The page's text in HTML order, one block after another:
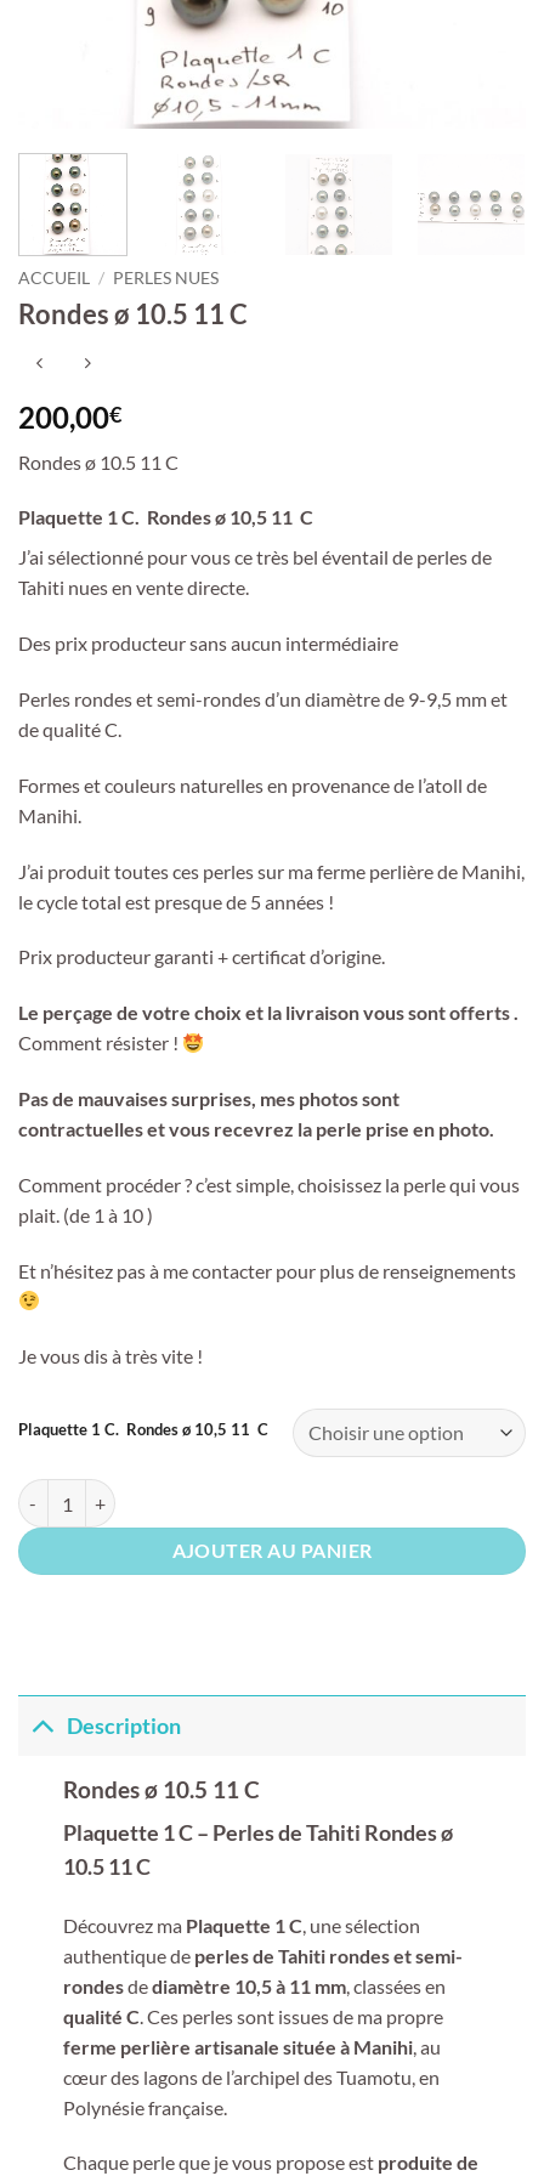
ACCUEIL / PERLES NUES
Rondes ø 10.5 11 C
200,00€
Rondes ø 10.5 11 C
Plaquette 1 C. Rondes ø 10,5 11 C
J’ai sélectionné pour vous ce très bel éventail de perles de
Tahiti nues en vente directe.
Des prix producteur sans aucun intermédiaire
Perles rondes et semi-rondes d’un diamètre de 9-9,5 mm et
de qualité C.
Formes et couleurs naturelles en provenance de l’atoll de
Manihi.
J’ai produit toutes ces perles sur ma ferme perlière de Manihi,
le cycle total est presque de 5 années !
Prix producteur garanti + certificat d’origine.
Le perçage de votre choix et la livraison vous sont offerts .
Comment résister !
Pas de mauvaises surprises, mes photos sont
contractuelles et vous recevrez la perle prise en photo.
Comment procéder ? c’est simple, choisissez la perle qui vous
plait. (de 1 à 10 )
Et n’hésitez pas à me contacter pour plus de renseignements
Je vous dis à très vite !
Plaquette 1 C. Rondes ø 10,5 11 C
quantité de Rondes ø 10.5 11 C
AJOUTER AU PANIER
Description
Rondes ø 10.5 11 C
Plaquette 1 C – Perles de Tahiti Rondes ø
10.5 11 C
Découvrez ma Plaquette 1 C , une sélection
authentique de perles de Tahiti rondes et semi-
rondesdediamètre 10,5 à 11 mm, classées en
qualité C . Ces perles sont issues de ma propre
ferme perlière artisanale située à Manihi, au
cœur des lagons de l’archipel des Tuamotu, en
Polynésie française.
Chaque perle que je vous propose est produite de